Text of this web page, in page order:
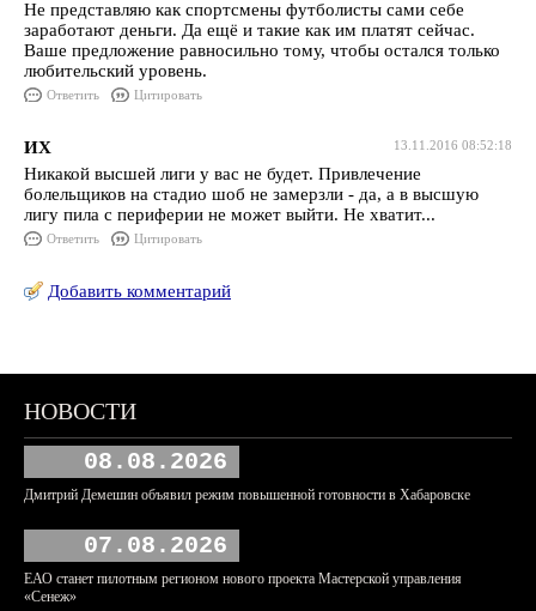
Не представляю как спортсмены футболисты сами себе
заработают деньги. Да ещё и такие как им платят сейчас.
Ваше предложение равносильно тому, чтобы остался только
любительский уровень.
Ответить Цитировать
13.11.2016 08:52:18
ИХ
Никакой высшей лиги у вас не будет. Привлечение
болельщиков на стадио шоб не замерзли - да, а в высшую
лигу пила с периферии не может выйти. Не хватит...
Ответить Цитировать
Добавить комментарий
НОВОСТИ
08.08.2026
Дмитрий Демешин объявил режим повышенной готовности в Хабаровске
07.08.2026
ЕАО станет пилотным регионом нового проекта Мастерской управления
«Сенеж»